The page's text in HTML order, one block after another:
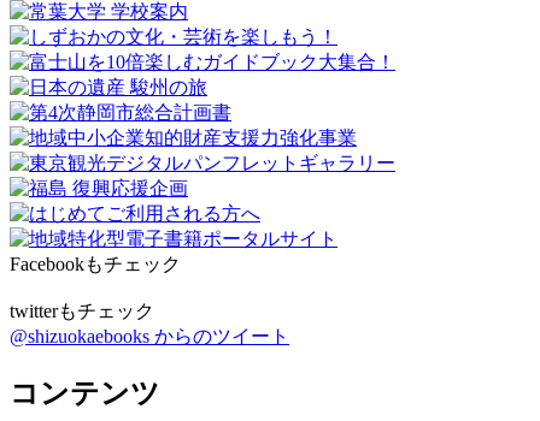
Facebookもチェック
twitterもチェック
@shizuokaebooks からのツイート
コンテンツ